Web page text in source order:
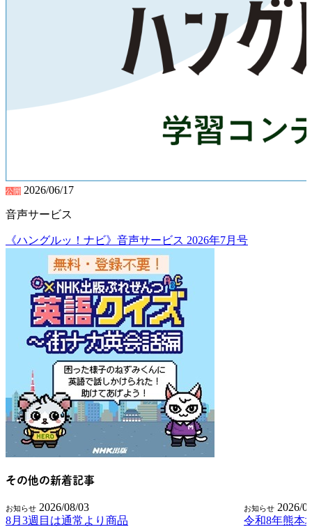
公開 2026/06/17
音声サービス
《ハングルッ！ナビ》音声サービス 2026年7月号
その他の新着記事
お知らせ 2026/08/03
8月3週目は通常より商品
お知らせ 2026/
令和8年熊本